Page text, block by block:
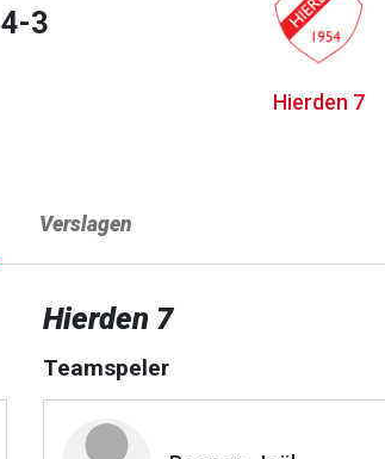
4-3
Hierden 7
Verslagen
Hierden 7
Teamspeler